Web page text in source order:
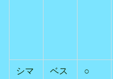
シマ
ベス
○